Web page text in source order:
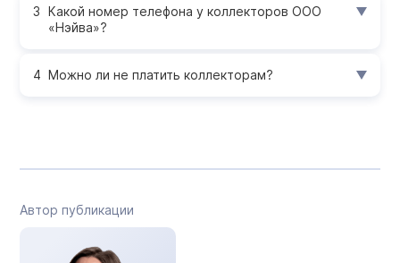
Какой номер телефона у коллекторов ООО
«Нэйва»?
Можно ли не платить коллекторам?
Автор публикации